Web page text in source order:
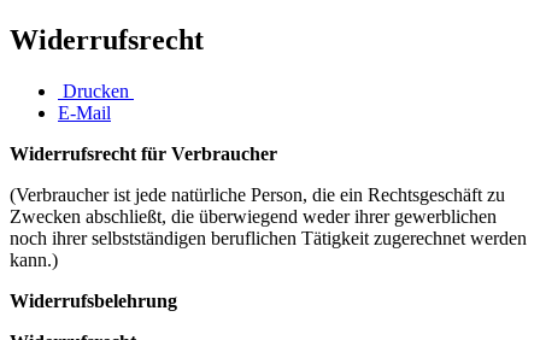
Widerrufsrecht
Drucken
E-Mail
Widerrufsrecht für Verbraucher
(Verbraucher ist jede natürliche Person, die ein Rechtsgeschäft zu
Zwecken abschließt, die überwiegend weder ihrer gewerblichen
noch ihrer selbstständigen beruflichen Tätigkeit zugerechnet werden
kann.)
Widerrufsbelehrung